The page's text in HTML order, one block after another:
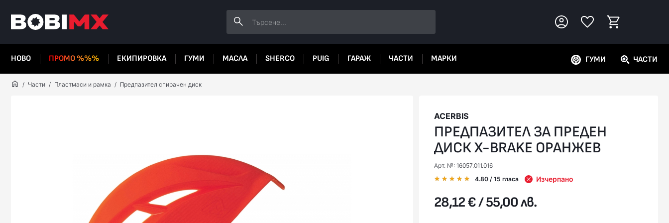
НОВО ПРОМО %%% ЕКИПИРОВКА ГУМИ МАСЛА SHERCO PUIG ГАРАЖ ЧАСТИ МАРКИ ГУМИ ЧАСТИ
Части Пластмаси и рамка Предпазител спирачен диск
ACERBIS
ПРЕДПАЗИТЕЛ ЗА ПРЕДЕН
ДИСК X-BRAKE ОРАНЖЕВ
Арт. №: 16057.011.016
4.80 / 15 гласа Изчерпано
28,12 € / 55,00 лв.